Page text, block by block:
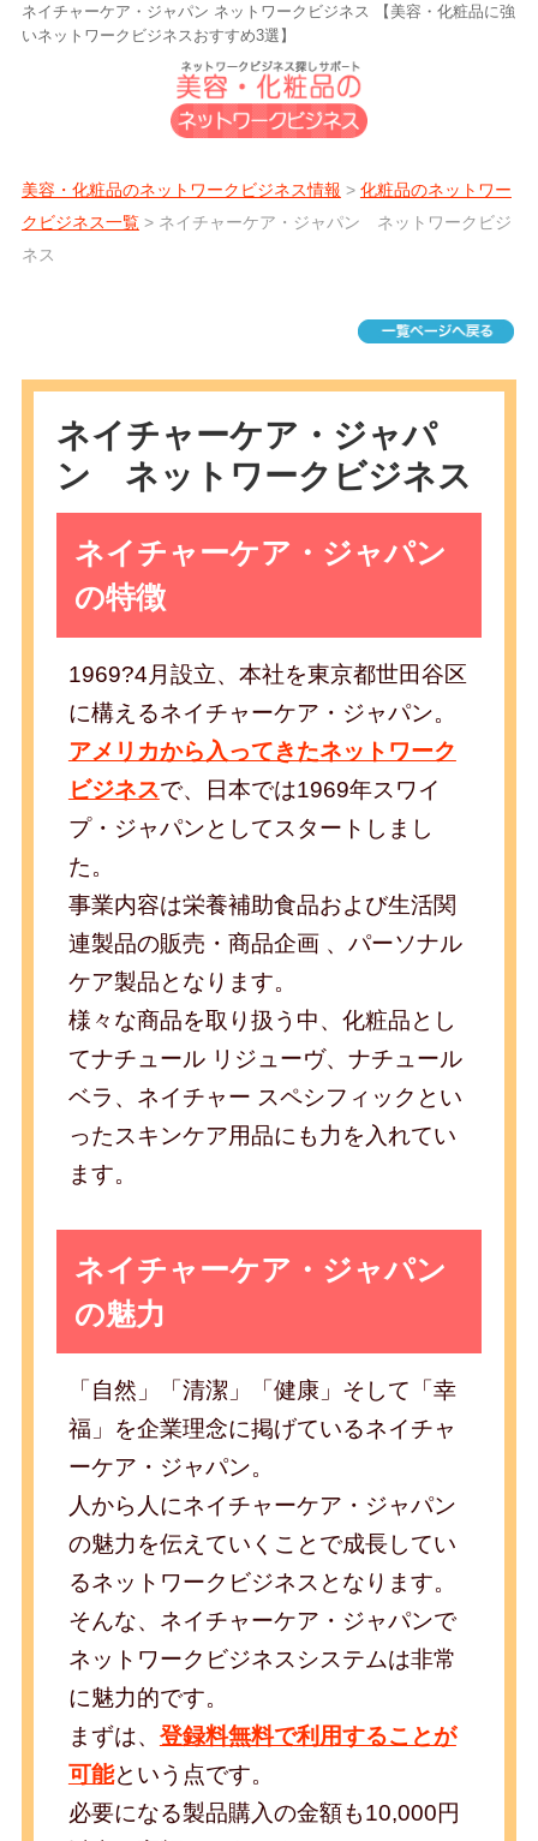
ネイチャーケア・ジャパン ネットワークビジネス 【美容・化粧品に強
いネットワークビジネスおすすめ3選】
美容・化粧品のネットワークビジネス情報 > 化粧品のネットワー
クビジネス一覧> ネイチャーケア・ジャパン ネットワークビジ
ネス
ネイチャーケア・ジャパ
ン ネットワークビジネス
ネイチャーケア・ジャパン
の特徴
1969?4月設立、本社を東京都世田谷区
に構えるネイチャーケア・ジャパン。
アメリカから入ってきたネットワーク
ビジネスで、日本では1969年スワイ
プ・ジャパンとしてスタートしまし
た。
事業内容は栄養補助食品および生活関
連製品の販売・商品企画 、パーソナル
ケア製品となります。
様々な商品を取り扱う中、化粧品とし
てナチュール リジューヴ、ナチュール
ベラ、ネイチャー スペシフィックとい
ったスキンケア用品にも力を入れてい
ます。
ネイチャーケア・ジャパン
の魅力
「自然」「清潔」「健康」そして「幸
福」を企業理念に掲げているネイチャ
ーケア・ジャパン。
人から人にネイチャーケア・ジャパン
の魅力を伝えていくことで成長してい
るネットワークビジネスとなります。
そんな、ネイチャーケア・ジャパンで
ネットワークビジネスシステムは非常
に魅力的です。
まずは、 登録料無料で利用することが
可能という点です。
必要になる製品購入の金額も10,000円